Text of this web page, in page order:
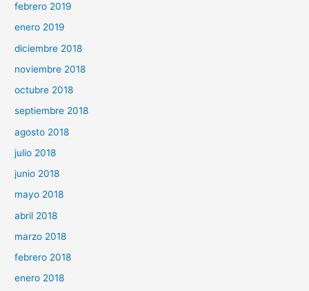
febrero 2019
enero 2019
diciembre 2018
noviembre 2018
octubre 2018
septiembre 2018
agosto 2018
julio 2018
junio 2018
mayo 2018
abril 2018
marzo 2018
febrero 2018
enero 2018